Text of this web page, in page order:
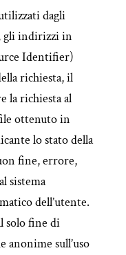
dagli
gli indirizzi in
Identifier)
richiesta, il
la richiesta al
ottenuto in
lo stato della
fine, errore,
sistema
dell’utente.
solo fine di
sull’uso